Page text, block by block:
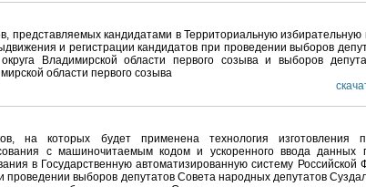
представляемых кандидатами в Территориальную избирательную
и регистрации кандидатов при проведении выборов
округа Владимирской области первого созыва и выборов
области первого созыва
на которых будет применена технология изготовления
с машиночитаемым кодом и ускоренного ввода данных
в Государственную автоматизированную систему
выборов депутатов Совета народных депутатов